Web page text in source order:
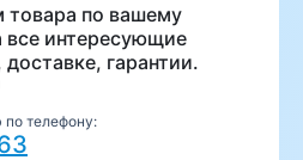
по вашему
все интересующие
гарантии.
по телефону: